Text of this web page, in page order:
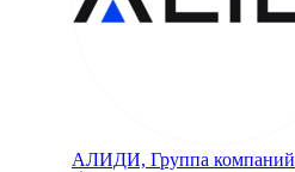
АЛИДИ, Группа компаний